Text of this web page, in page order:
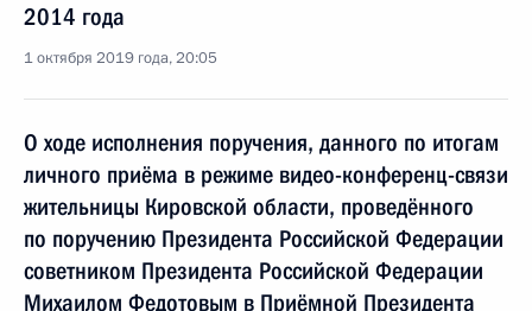
2014 года
1 октября 2019 года, 20:05
О ходе исполнения поручения, данного по итогам
личного приёма в режиме видео-конференц-связи
жительницы Кировской области, проведённого
по поручению Президента Российской Федерации
советником Президента Российской Федерации
Михаилом Федотовым в Приёмной Президента